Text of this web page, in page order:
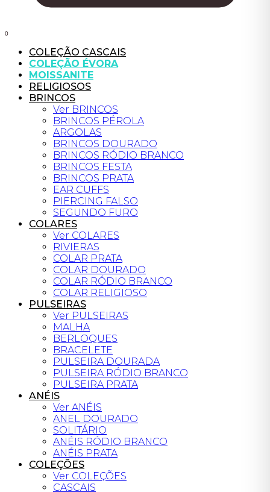
0
COLEÇÃO CASCAIS
COLEÇÃO ÉVORA
MOISSANITE
RELIGIOSOS
BRINCOS
Ver BRINCOS
BRINCOS PÉROLA
ARGOLAS
BRINCOS DOURADO
BRINCOS RÓDIO BRANCO
BRINCOS FESTA
BRINCOS PRATA
EAR CUFFS
PIERCING FALSO
SEGUNDO FURO
COLARES
Ver COLARES
RIVIERAS
COLAR PRATA
COLAR DOURADO
COLAR RÓDIO BRANCO
COLAR RELIGIOSO
PULSEIRAS
Ver PULSEIRAS
MALHA
BERLOQUES
BRACELETE
PULSEIRA DOURADA
PULSEIRA RÓDIO BRANCO
PULSEIRA PRATA
ANÉIS
Ver ANÉIS
ANEL DOURADO
SOLITÁRIO
ANÉIS RÓDIO BRANCO
ANÉIS PRATA
COLEÇÕES
Ver COLEÇÕES
CASCAIS